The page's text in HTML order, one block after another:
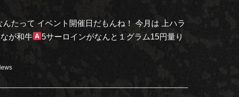
たって イベント開催日だもんね！ 今月は 上ハラ
が和牛
5サーロインがなんと１グラム15円量り